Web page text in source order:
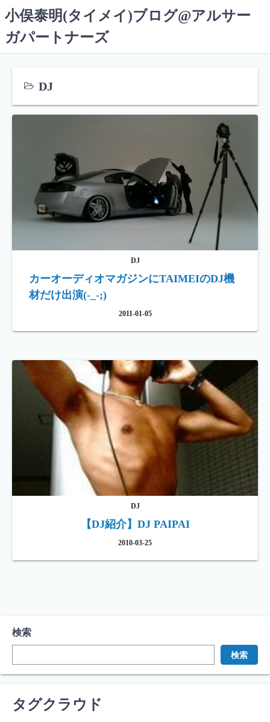
ン
テ
小俣泰明(タイメイ)ブログ@アルサー
ガパートナーズ
DJ
DJ
カーオーディオマガジンにTAIMEIのDJ機
材だけ出演(-_-;)
2011-01-05
DJ
【DJ紹介】DJ PAIPAI
2010-03-25
検索
検索
タグクラウド